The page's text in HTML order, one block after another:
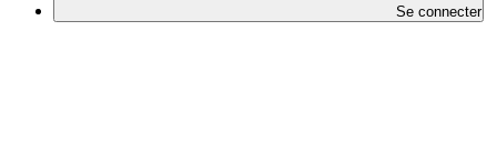
Se connecter